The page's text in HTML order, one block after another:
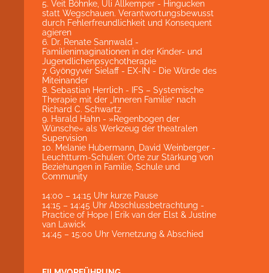
5. Veit Böhnke, Uli Allkemper - Hingucken
statt Wegschauen. Verantwortungsbewusst
durch Fehlerfreundlichkeit und Konsequent
agieren
6. Dr. Renate Sannwald -
Familienimaginationen in der Kinder- und
Jugendlichenpsychotherapie
7. Gyöngyvér Sielaff - EX-IN - Die Würde des
Miteinander
8. Sebastian Herrlich - IFS – Systemische
Therapie mit der „Inneren Familie“ nach
Richard C. Schwartz
9. Harald Hahn - »Regenbogen der
Wünsche« als Werkzeug der theatralen
Supervision
10. Melanie Hubermann, David Weinberger -
Leuchtturm-Schulen: Orte zur Stärkung von
Beziehungen in Familie, Schule und
Community
14:00 – 14:15 Uhr kurze Pause
14:15 – 14:45 Uhr Abschlussbetrachtung -
Practice of Hope | Erik van der Elst & Justine
van Lawick
14:45 – 15:00 Uhr Vernetzung & Abschied